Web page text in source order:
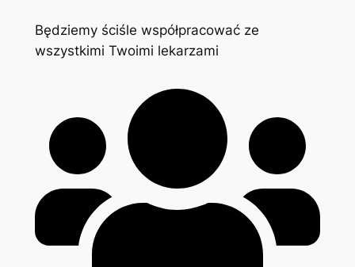
Będziemy ściśle współpracować ze
wszystkimi Twoimi lekarzami